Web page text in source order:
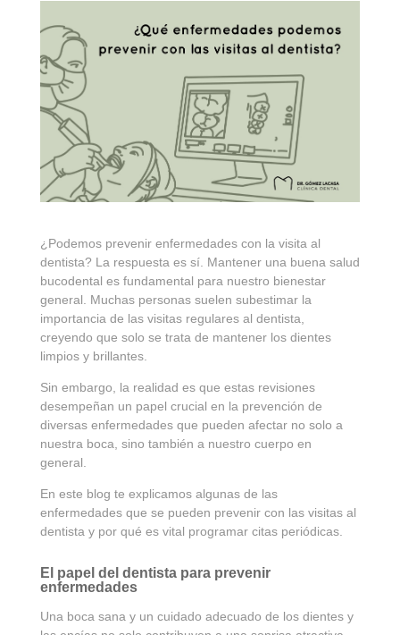
¿Podemos prevenir enfermedades con la visita al
dentista? La respuesta es sí. Mantener una buena salud
bucodental es fundamental para nuestro bienestar
general. Muchas personas suelen subestimar la
importancia de las visitas regulares al dentista,
creyendo que solo se trata de mantener los dientes
limpios y brillantes.
Sin embargo, la realidad es que estas revisiones
desempeñan un papel crucial en la prevención de
diversas enfermedades que pueden afectar no solo a
nuestra boca, sino también a nuestro cuerpo en
general.
En este blog te explicamos algunas de las
enfermedades que se pueden prevenir con las visitas al
dentista y por qué es vital programar citas periódicas.
El papel del dentista para prevenir
enfermedades
Una boca sana y un cuidado adecuado de los dientes y